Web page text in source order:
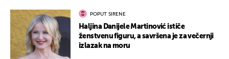
POPUT SIRENE
Haljina Danijele Martinović ističe
ženstvenu figuru, a savršena je za večernji
izlazak na moru